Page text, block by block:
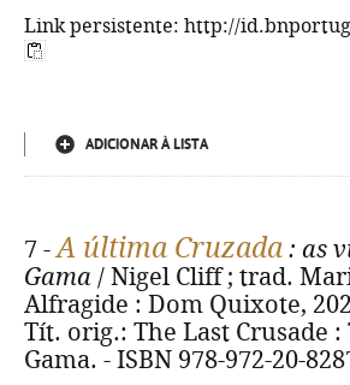
Link persistente: http://
ADICIONAR À LISTA
7 -A última Cruzada : as
Gama / Nigel Cliff ; trad.
Alfragide : Dom Quixote,
Tít. orig.: The Last Crusade :
Gama. - ISBN 978-972-20-